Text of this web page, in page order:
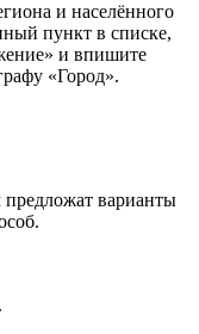
и населённого
пункт в списке,
и впишите
«Город».
предложат варианты